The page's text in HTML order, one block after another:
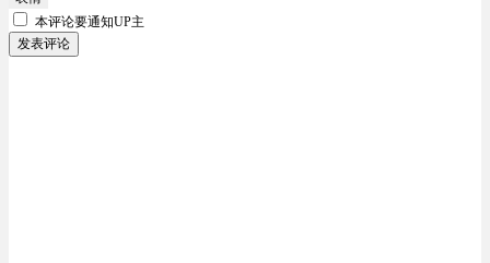
本评论要通知UP主
发表评论